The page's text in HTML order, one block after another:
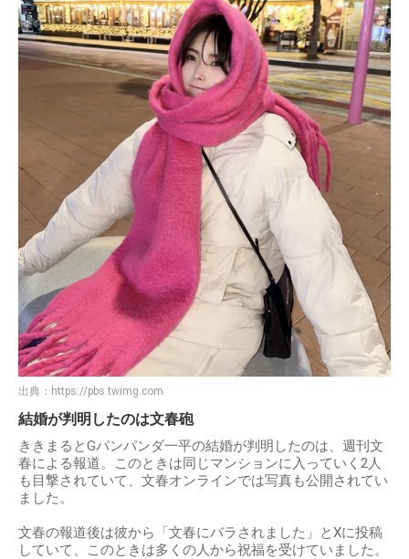
出典： https://pbs.twimg.com
結婚が判明したのは文春砲
ききまるとGパンパンダ一平の結婚が判明したのは、週刊文
春による報道。このときは同じマンションに入っていく2人
も目撃されていて、文春オンラインでは写真も公開されてい
ました。
文春の報道後は彼から「文春にバラされました」とXに投稿
していて、このときは多くの人から祝福を受けていました。